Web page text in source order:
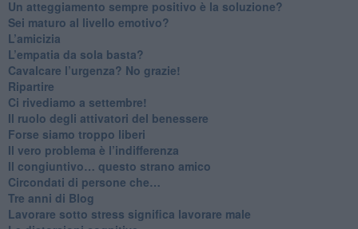
​Un atteggiamento sempre positivo è la soluzione?
​Sei maturo al livello emotivo?
​L’amicizia
​L’empatia da sola basta?
​Cavalcare l’urgenza? No grazie!
Ripartire
​Ci rivediamo a settembre!
​Il ruolo degli attivatori del benessere
​Forse siamo troppo liberi
​Il vero problema è l’indifferenza
​Il congiuntivo… questo strano amico
​Circondati di persone che…
​Tre anni di Blog
​Lavorare sotto stress significa lavorare male